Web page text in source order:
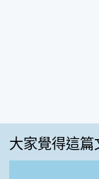
大家覺得這篇